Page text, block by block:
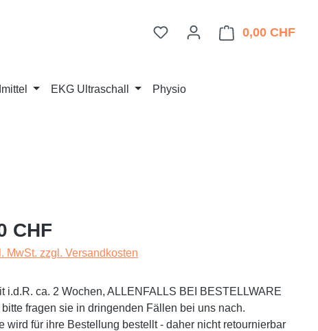
Du hast 0 Produkte auf dem
0,00 CHF
EKG Ultraschall Physio
CHF
MwSt. zzgl. Versandkosten
i.d.R. ca. 2 Wochen, ALLENFALLS BEI BESTELLWARE
bitte fragen sie in dringenden Fällen bei uns nach.
wird für ihre Bestellung bestellt - daher nicht retournierbar